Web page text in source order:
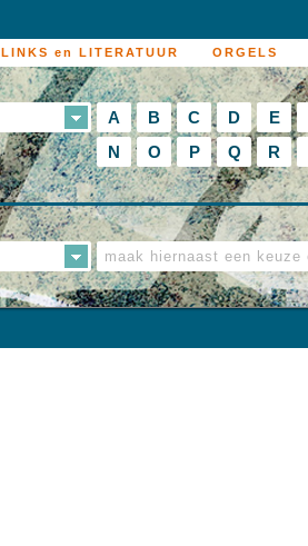
LINKS en LITERATUUR ORGELS
A B C D E
N
O P Q R